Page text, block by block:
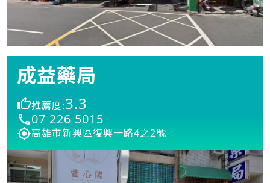
成益藥局
推薦度:3.3
07 226 5015
高雄市新興區復興一路4之2號